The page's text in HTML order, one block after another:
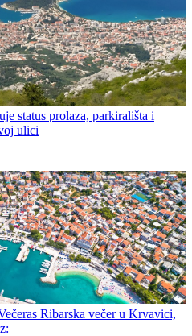
status prolaza, parkirališta i
ulici
Ribarska večer u Krvavici,